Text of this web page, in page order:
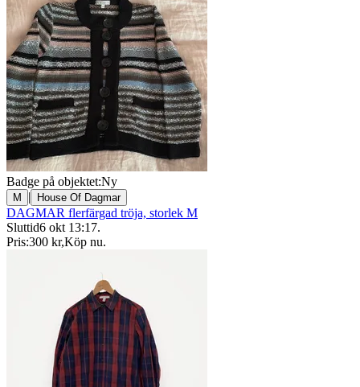
Badge på objektet:Ny
M | House Of Dagmar
DAGMAR flerfärgad tröja, storlek M
Sluttid6 okt 13:17.
Pris:300 kr,Köp nu.